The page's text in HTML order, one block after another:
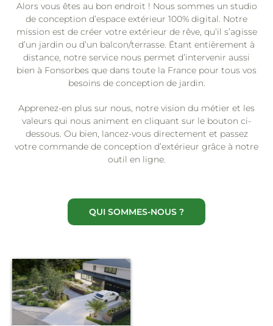
Alors vous êtes au bon endroit ! Nous sommes un studio
de conception d’espace extérieur 100% digital. Notre
mission est de créer votre extérieur de rêve, qu’il s’agisse
d’un jardin ou d’un balcon/terrasse. Étant entièrement à
distance, notre service nous permet d’intervenir aussi
bien à Fonsorbes que dans toute la France pour tous vos
besoins de conception de jardin.
Apprenez-en plus sur nous, notre vision du métier et les
valeurs qui nous animent en cliquant sur le bouton ci-
dessous. Ou bien, lancez-vous directement et passez
votre commande de conception d’extérieur grâce à notre
outil en ligne.
QUI SOMMES-NOUS ?